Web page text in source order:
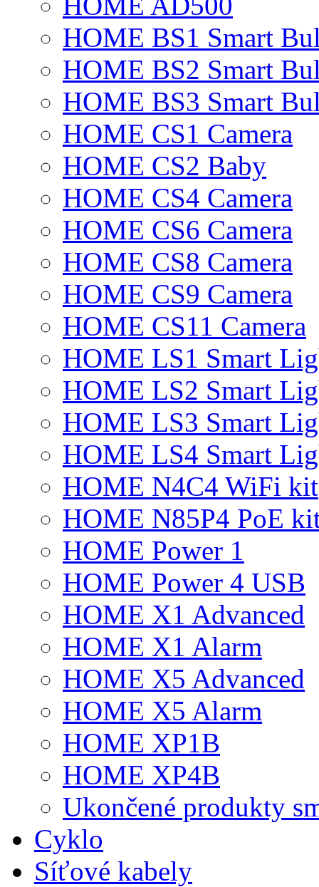
HOME BS1 Smart
HOME BS2 Smart
HOME BS3 Smart
HOME CS1 Camera
HOME CS2 Baby
HOME CS4 Camera
HOME CS6 Camera
HOME CS8 Camera
HOME CS9 Camera
HOME CS11 Camera
HOME LS1 Smart
HOME LS2 Smart
HOME LS3 Smart
HOME LS4 Smart
HOME N4C4 WiFi kit
HOME N85P4 PoE
HOME Power 1
HOME Power 4 USB
HOME X1 Advanced
HOME X1 Alarm
HOME X5 Advanced
HOME X5 Alarm
HOME XP1B
HOME XP4B
Ukončené produkty
Cyklo
Síťové kabely